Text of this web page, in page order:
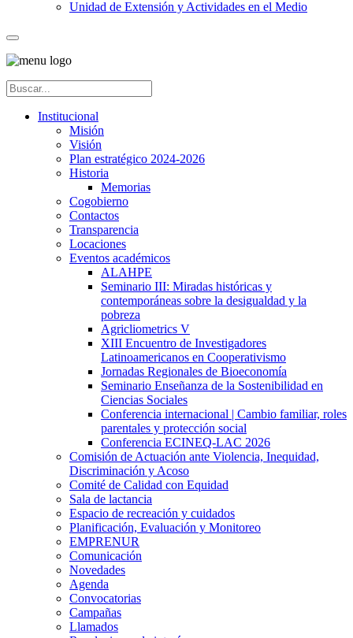
Unidad de Extensión y Actividades en el Medio
Institucional
Misión
Visión
Plan estratégico 2024-2026
Historia
Memorias
Cogobierno
Contactos
Transparencia
Locaciones
Eventos académicos
ALAHPE
Seminario III: Miradas históricas y
contemporáneas sobre la desigualdad y la
pobreza
Agricliometrics V
XIII Encuentro de Investigadores
Latinoamericanos en Cooperativismo
Jornadas Regionales de Bioeconomía
Seminario Enseñanza de la Sostenibilidad en
Ciencias Sociales
Conferencia internacional | Cambio familiar, roles
parentales y protección social
Conferencia ECINEQ-LAC 2026
Comisión de Actuación ante Violencia, Inequidad,
Discriminación y Acoso
Comité de Calidad con Equidad
Sala de lactancia
Espacio de recreación y cuidados
Planificación, Evaluación y Monitoreo
EMPRENUR
Comunicación
Novedades
Agenda
Convocatorias
Campañas
Llamados